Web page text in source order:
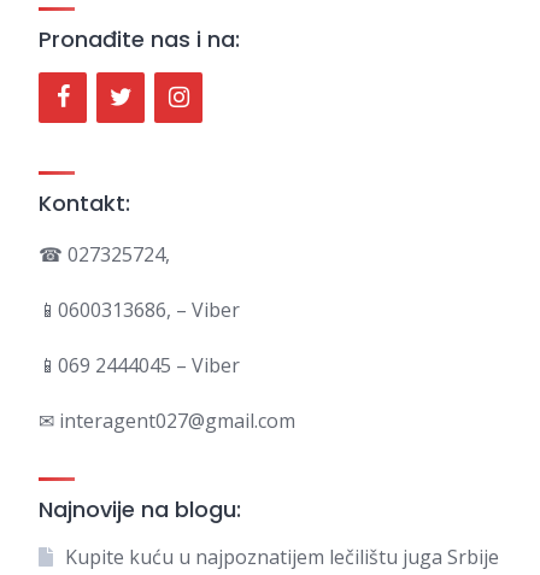
Pronađite nas i na:
Kontakt:
☎ 027325724,
📱0600313686, – Viber
📱069 2444045 – Viber
✉ interagent027@gmail.com
Najnovije na blogu:
Kupite kuću u najpoznatijem lečilištu juga Srbije